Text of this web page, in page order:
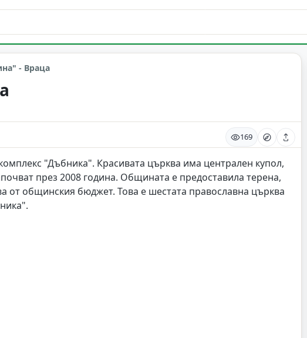
- Враца
169
"Дъбника". Красивата църква има централен купол,
през 2008 година. Общината е предоставила терена,
от общинския бюджет. Това е шестата православна църква